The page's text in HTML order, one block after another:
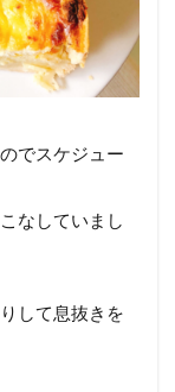
でスケジュー
なしていまし
して息抜きを